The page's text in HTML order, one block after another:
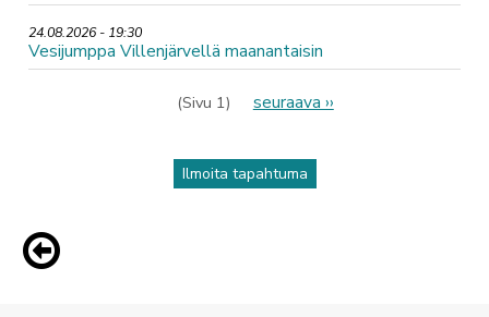
24.08.2026 - 19:30
Vesijumppa Villenjärvellä maanantaisin
(Sivu 1)
Seuraava
seuraava ››
Ilmoita tapahtuma